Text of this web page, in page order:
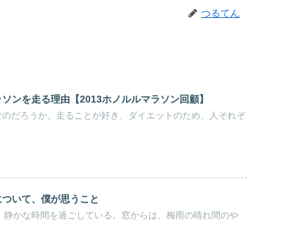
つるてん
ンを走る理由【2013ホノルルマラソン回顧】
だろうか。走ることが好き、ダイエットのため、人それぞ
いて、僕が思うこと
かな時間を過ごしている。窓からは、梅雨の晴れ間のや